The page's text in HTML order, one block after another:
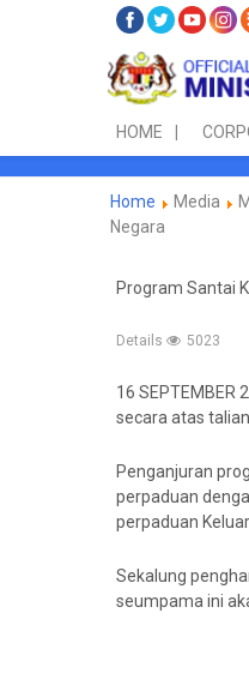
HOME
Home Media
Negara
Program Santai
Details 5023
16
secara atas
Penganjuran
perpaduan
perpaduan
Sekalung
seumpama ini